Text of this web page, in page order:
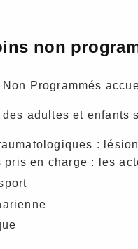
non
Non Programmés
adultes et enfants
:
pris en charge : les